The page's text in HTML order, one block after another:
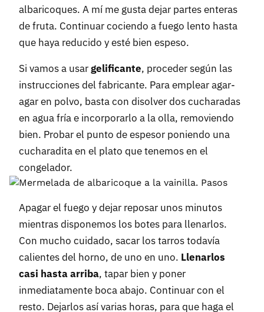
albaricoques. A mí me gusta dejar partes enteras
de fruta. Continuar cociendo a fuego lento hasta
que haya reducido y esté bien espeso.
Si vamos a usargelificante, proceder según las
instrucciones del fabricante. Para emplear agar-
agar en polvo, basta con disolver dos cucharadas
en agua fría e incorporarlo a la olla, removiendo
bien. Probar el punto de espesor poniendo una
cucharadita en el plato que tenemos en el
congelador.
Apagar el fuego y dejar reposar unos minutos
mientras disponemos los botes para llenarlos.
Con mucho cuidado, sacar los tarros todavía
calientes del horno, de uno en uno. Llenarlos
casi hasta arriba, tapar bien y poner
inmediatamente boca abajo. Continuar con el
resto. Dejarlos así varias horas, para que haga el